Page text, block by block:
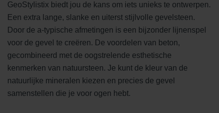
GeoStylistix biedt jou de kans om iets unieks te ontwerpen.
Een extra lange, slanke en uiterst stijlvolle gevelsteen.
Door de a-typische afmetingen is een bijzonder lijnenspel
voor de gevel te creëren. De voordelen van beton,
gecombineerd met de oogstrelende esthetische
kenmerken van natuursteen. Je kunt de kleur van de
natuurlijke mineralen kiezen en precies de gevel
samenstellen die je voor ogen hebt.